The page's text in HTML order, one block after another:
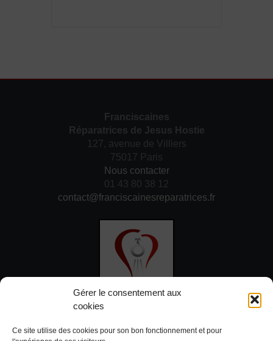
Gérer le consentement aux
cookies
Ce site utilise des cookies pour son bon fonctionnement et pour
Franciscaines
Réparatrices de Jesus Hostie
127, avenue de Villiers
75017 Paris
Nous contacter
01 43 80 38 12
contact@franciscainesreparatrices.fr